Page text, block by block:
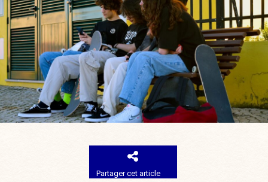
Partager cet article